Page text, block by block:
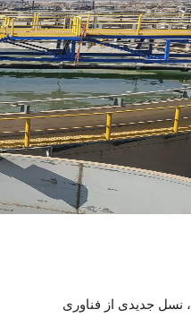
ضخیم کننده با راندمان مرکز GNZ ، نسل جدیدی از فناوری